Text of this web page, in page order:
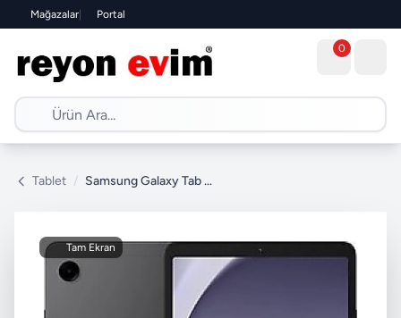
Mağazalar| Portal
0
Tablet / Samsung Galaxy Tab A11 LTE SM-X135G 128 GB 8.7" Tablet
Tam Ekran